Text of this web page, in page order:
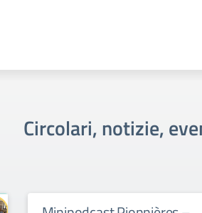
Circolari, notizie,